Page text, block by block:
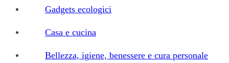
Gadgets ecologici
Casa e cucina
Bellezza, igiene, benessere e cura personale